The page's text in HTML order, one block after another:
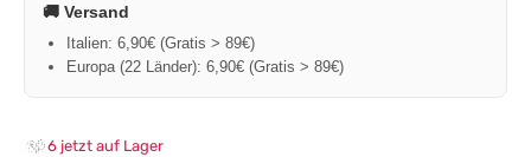
🚚 Versand
Italien: 6,90€ (Gratis > 89€)
Europa (22 Länder): 6,90€ (Gratis > 89€)
6 jetzt auf Lager